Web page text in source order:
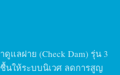
แลฝาย (Check Dam) รุ่น 3
ให้ระบบนิเวศ ลดการสูญ